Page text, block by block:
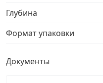
Нержавеющий крепеж
Перфорированный
Скобяные изделия и
Глубина
Формат упаковки
Документы